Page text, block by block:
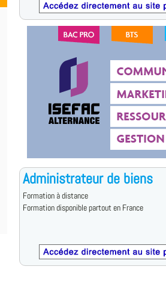
Administrateur de biens
Formation à distance
Formation disponible partout en France